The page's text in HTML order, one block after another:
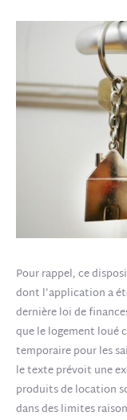
Pour rappel, ce
dont l’application a
dernière loi de
que le logement loué
temporaire pour les
le texte prévoit une
produits de location
dans des limites